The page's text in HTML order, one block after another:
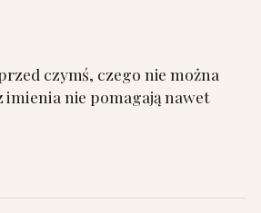
czymś, czego nie można
imienia nie pomagają nawet